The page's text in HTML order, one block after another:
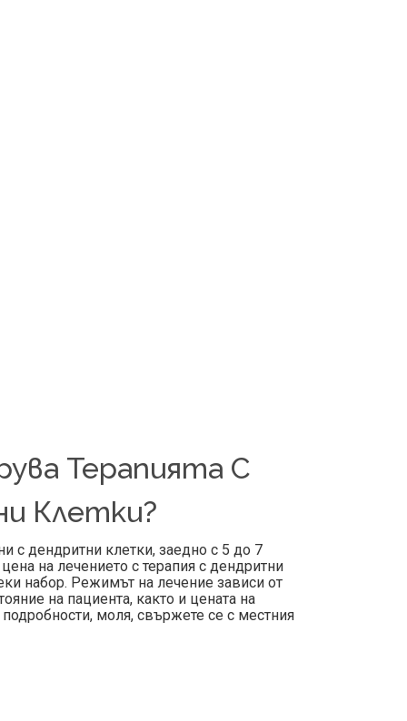
Терапията С
Клетки?
с дендритни клетки, заедно с 5 до 7
на лечението с терапия с дендритни
набор. Режимът на лечение зависи от
на пациента, както и цената на
подробности, моля, свържете се с местния